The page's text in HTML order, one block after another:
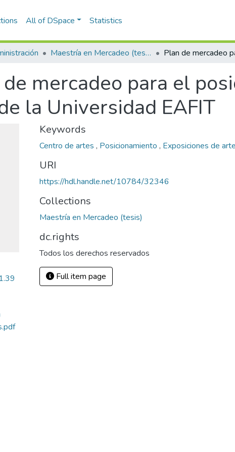
All of DSpace Statistics
Maestría en Mercadeo (tesis)
mercadeo para el
la Universidad EAFIT
Keywords
Centro de artes , Posicionamiento , Exposiciones de arte
URI
https://hdl.handle.net/10784/32346
Collections
Maestría en Mercadeo (tesis)
dc.rights
Todos los derechos reservados
Full item page